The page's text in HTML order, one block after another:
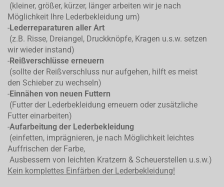
(kleiner, größer, kürzer, länger arbeiten wir je nach
Möglichkeit Ihre Lederbekleidung um)
-Lederreparaturen aller Art
(z.B. Risse, Dreiangel, Druckknöpfe, Kragen u.s.w. setzen
wir wieder instand)
-Reißverschlüsse erneuern
(sollte der Reißverschluss nur aufgehen, hilft es meist
den Schieber zu wechseln)
-Einnähen von neuen Futtern
(Futter der Lederbekleidung erneuern oder zusätzliche
Futter einarbeiten)
-Aufarbeitung der Lederbekleidung
(einfetten, imprägnieren, je nach Möglichkeit leichtes
Auffrischen der Farbe,
Ausbessern von leichten Kratzern & Scheuerstellen u.s.w.)
Kein komplettes Einfärben der Lederbekleidung!